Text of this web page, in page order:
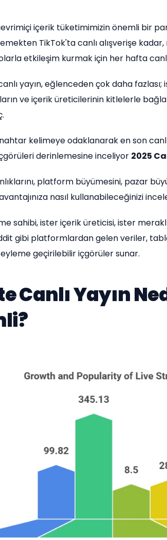
içerik tüketimimizin önemli bir
TikTok'ta canlı alışverişe
etkileşim kurmak için her hafta
yayın, eğlenceden çok daha
ve içerik üreticilerinin kitlelerle
kelimeye odaklanarak en son
derinlemesine inceliyor 2025
platform büyümesini, pazar
avantajınıza nasıl kullanabileceğinizi
sahibi, ister içerik üreticisi, ister
gibi platformlardan gelen veriler,
geçirilebilir içgörüler sunar.
Canlı Yayın